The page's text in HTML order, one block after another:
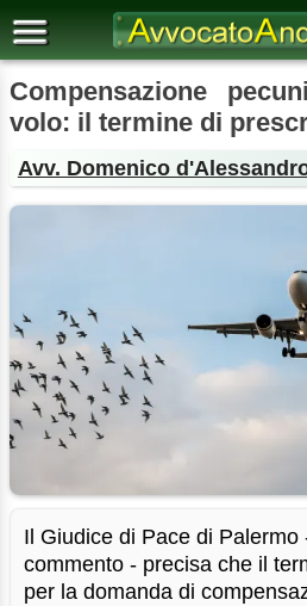
Compensazione
volo: il termine di
Avv. Domenico
Il Giudice di Pace di Palermo
commento - precisa che il
per la domanda di